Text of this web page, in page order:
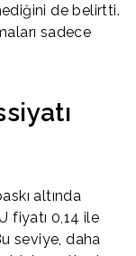
de belirtti.
sadece
altında
fiyatı 0,14 ile
seviye, daha